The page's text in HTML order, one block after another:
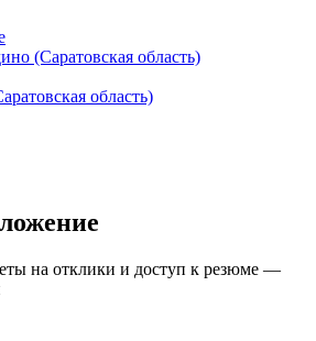
(Саратовская область)
область)
на отклики и доступ к резюме —